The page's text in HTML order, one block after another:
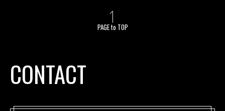
PAGE to TOP
CONTACT